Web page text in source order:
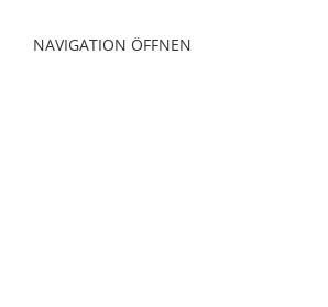
NAVIGATION ÖFFNEN